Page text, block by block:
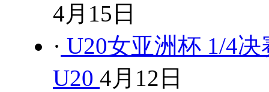
4月15日
· U20女亚洲杯 1/4
U20 4月12日